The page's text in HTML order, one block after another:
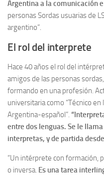
Argentina a la comunicación
personas Sordas usuarias de
argentino”.
El rol del interprete
Hace 40 años el rol del
amigos de las personas
formando en una profesión.
universitaria como “Técnico
Argentina-español”.
entre dos lenguas. Se le
interpretas, y de partida
“Un intérprete con formación,
o inversa. Es una tarea